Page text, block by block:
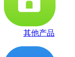
其他产品